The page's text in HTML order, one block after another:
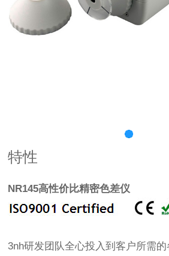
特性
NR145高性价比精
3nh研发团队全心投入到客户所需